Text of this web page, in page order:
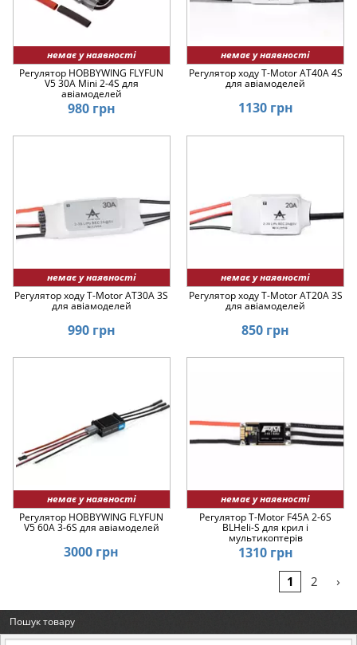
немає у наявності
Регулятор HOBBYWING FLYFUN
V5 30A Mini 2-4S для
авіамоделей
980 грн
немає у наявності
Регулятор ходу T-Motor AT40A 4S
для авіамоделей
1130 грн
немає у наявності
Регулятор ходу T-Motor AT30A 3S
для авіамоделей
990 грн
немає у наявності
Регулятор ходу T-Motor AT20A 3S
для авіамоделей
850 грн
немає у наявності
Регулятор HOBBYWING FLYFUN
V5 60A 3-6S для авіамоделей
3000 грн
немає у наявності
Регулятор T-Motor F45A 2-6S
BLHeli-S для крил і
мультикоптерів
1310 грн
1 2 ›
Пошук товару